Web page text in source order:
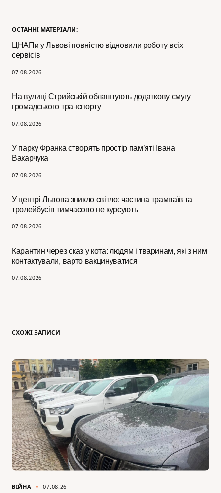
ОСТАННІ МАТЕРІАЛИ:
ЦНАПи у Львові повністю відновили роботу всіх
сервісів
07.08.2026
На вулиці Стрийській облаштують додаткову смугу
громадського транспорту
07.08.2026
У парку Франка створять простір пам’яті Івана
Вакарчука
07.08.2026
У центрі Львова зникло світло: частина трамваїв та
тролейбусів тимчасово не курсують
07.08.2026
Карантин через сказ у кота: людям і тваринам, які з ним
контактували, варто вакцинуватися
07.08.2026
СХОЖІ ЗАПИСИ
ВІЙНА 07.08.26